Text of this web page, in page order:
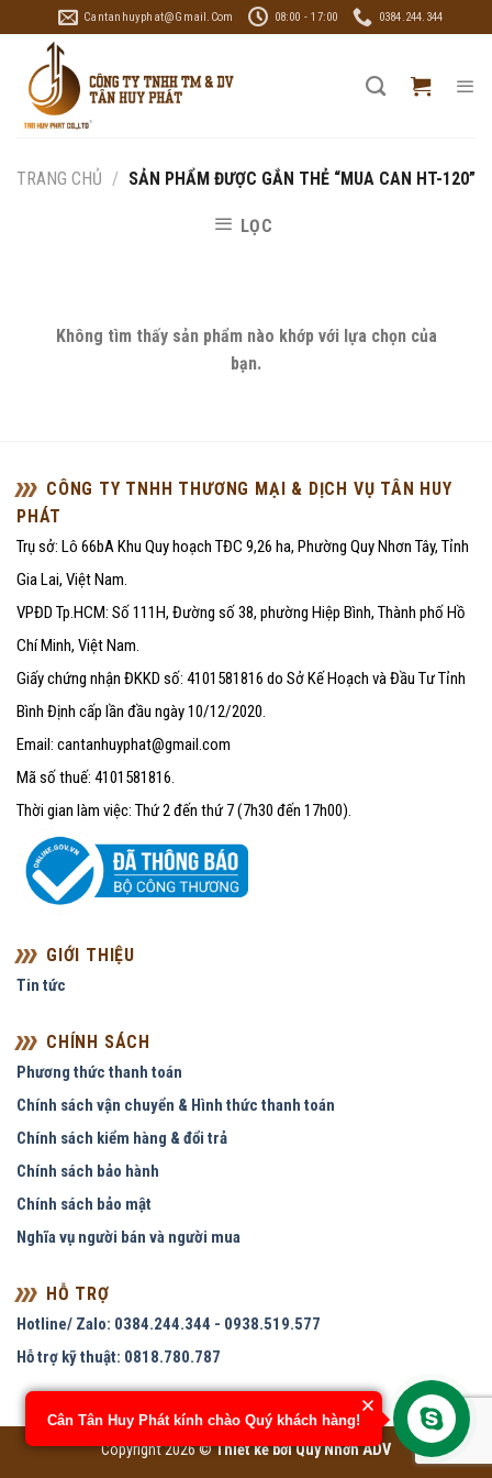
to
content
Cantanhuyphat@gmail.com 08:00 - 17:00 0384.244.344
TRANG CHỦ / SẢN PHẨM ĐƯỢC GẮN THẺ “MUA CAN HT-120”
LỌC
Không tìm thấy sản phẩm nào khớp với lựa chọn của
bạn.
Cân Tân Huy Phát kính chào Quý khách hàng!
CÔNG TY TNHH THƯƠNG MẠI & DỊCH VỤ TÂN HUY
PHÁT
Trụ sở: Lô 66bA Khu Quy hoạch TĐC 9,26 ha, Phường Quy Nhơn Tây, Tỉnh
Gia Lai, Việt Nam.
VPĐD Tp.HCM: Số 111H, Đường số 38, phường Hiệp Bình, Thành phố Hồ
Chí Minh, Việt Nam.
Giấy chứng nhận ĐKKD số: 4101581816 do Sở Kế Hoạch và Đầu Tư Tỉnh
Bình Định cấp lần đầu ngày 10/12/2020.
Email: cantanhuyphat@gmail.com
Mã số thuế: 4101581816.
Thời gian làm việc: Thứ 2 đến thứ 7 (7h30 đến 17h00).
GIỚI THIỆU
Tin tức
CHÍNH SÁCH
Phương thức thanh toán
Chính sách vận chuyển & Hình thức thanh toán
Chính sách kiểm hàng & đổi trả
Chính sách bảo hành
Chính sách bảo mật
Nghĩa vụ người bán và người mua
HỖ TRỢ
Hotline/ Zalo: 0384.244.344 - 0938.519.577
Hỗ trợ kỹ thuật: 0818.780.787
Copyright 2026 ©Thiết kế bởiQuy Nhơn ADV